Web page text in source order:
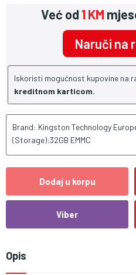
Već od1 KM
Naruči na
Iskoristi mogućnost kupovine na
kreditnom karticom.
Brand: Kingston Technology
(Storage):32GB EMMC
Dodaj u korpu
Viber
Opis